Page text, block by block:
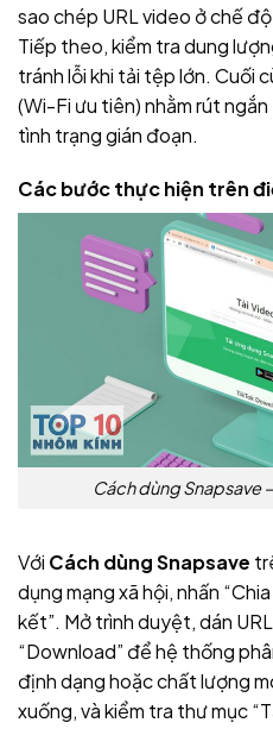
sao chép URL video ở chế
Tiếp theo, kiểm tra dung
tránh lỗi khi tải tệp lớn. Cuối
(Wi-Fi ưu tiên) nhằm rút
tình trạng gián đoạn.
Các bước thực hiện trên
Cách dùng Snapsave
Với Cách dùng Snapsave
dụng mạng xã hội, nhấn
kết”. Mở trình duyệt, dán
“Download” để hệ thống
định dạng hoặc chất lượng
xuống, và kiểm tra thư mục